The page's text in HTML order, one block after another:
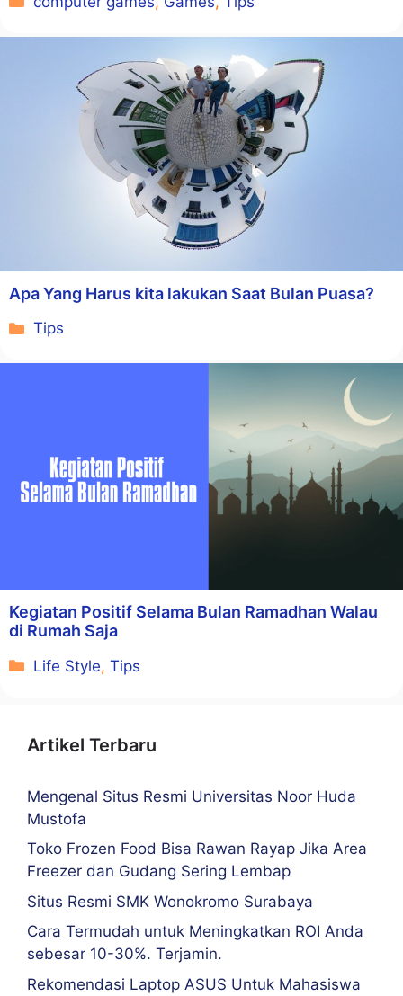
Apa Yang Harus kita lakukan Saat Bulan Puasa?
Kategori
Tips
Kegiatan Positif Selama Bulan Ramadhan Walau
di Rumah Saja
Kategori
Life Style,Tips
Artikel Terbaru
Mengenal Situs Resmi Universitas Noor Huda
Mustofa
Toko Frozen Food Bisa Rawan Rayap Jika Area
Freezer dan Gudang Sering Lembap
Situs Resmi SMK Wonokromo Surabaya
Cara Termudah untuk Meningkatkan ROI Anda
sebesar 10-30%. Terjamin.
Rekomendasi Laptop ASUS Untuk Mahasiswa